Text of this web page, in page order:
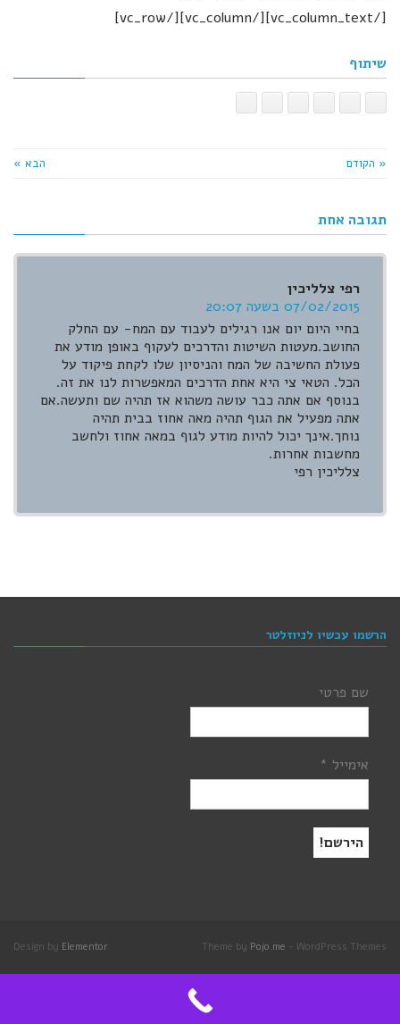
[/vc_column_text][/vc_column][/vc_row]
שיתוף
« הקודם הבא »
תגובה אחת
רפי צלליכין
07/02/2015 בשעה 20:07
בחיי היום יום אנו רגילים לעבוד עם המח- עם החלק
החושב.מעטות השיטות והדרכים לעקוף באופן מודע את
פעולת החשיבה של המח והניסיון שלו לקחת פיקוד על
הכל. הטאי צי היא אחת הדרכים המאפשרות לנו את זה.
בנוסף אם אתה כבר עושה משהוא אז תהיה שם ותעשה.אם
אתה מפעיל את הגוף תהיה מאה אחוז בבית תהיה
נוחך.אינך יכול להיות מודע לגוף במאה אחוז ולחשב
מחשבות אחרות.
צלליכין רפי
הרשמו עכשיו לניוזלטר
שם פרטי
אימייל *
Theme by Pojo.me - WordPress Themes
Design by Elementor